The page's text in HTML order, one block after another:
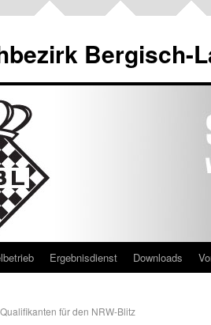
Bergisch-
Ergebnisdienst Downloads
für den NRW-Blitz